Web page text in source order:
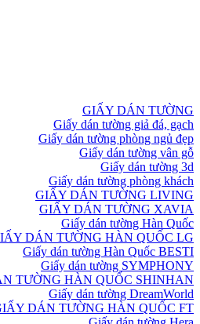
GIẤY DÁN TƯỜNG
Giấy dán tường giả đá, gạch
Giấy dán tường phòng ngủ đẹp
Giấy dán tường vân gỗ
Giấy dán tường 3d
Giấy dán tường phòng khách
GIẤY DÁN TƯỜNG LIVING
GIẤY DÁN TƯỜNG XAVIA
Giấy dán tường Hàn Quốc
DÁN TƯỜNG HÀN QUỐC LG
Giấy dán tường Hàn Quốc BESTI
Giấy dán tường SYMPHONY
TƯỜNG HÀN QUỐC SHINHAN
Giấy dán tường DreamWorld
DÁN TƯỜNG HÀN QUỐC FT